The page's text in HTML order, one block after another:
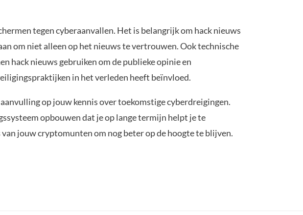
tegen cyberaanvallen. Het is belangrijk om hack nieuws
om niet alleen op het nieuws te vertrouwen. Ook technische
hack nieuws gebruiken om de publieke opinie en
in het verleden heeft beïnvloed.
op jouw kennis over toekomstige cyberdreigingen.
opbouwen dat je op lange termijn helpt je te
jouw cryptomunten om nog beter op de hoogte te blijven.